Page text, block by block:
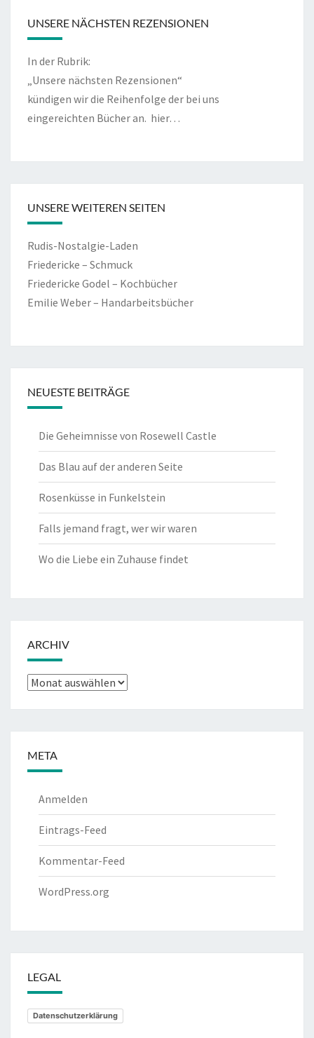
UNSERE NÄCHSTEN REZENSIONEN
In der Rubrik:
„Unsere nächsten Rezensionen“
kündigen wir die Reihenfolge der bei uns
eingereichten Bücher an. hier…
UNSERE WEITEREN SEITEN
Rudis-Nostalgie-Laden
Friedericke – Schmuck
Friedericke Godel – Kochbücher
Emilie Weber – Handarbeitsbücher
NEUESTE BEITRÄGE
Die Geheimnisse von Rosewell Castle
Das Blau auf der anderen Seite
Rosenküsse in Funkelstein
Falls jemand fragt, wer wir waren
Wo die Liebe ein Zuhause findet
ARCHIV
Archiv
META
Anmelden
Eintrags-Feed
Kommentar-Feed
WordPress.org
LEGAL
Datenschutzerklärung